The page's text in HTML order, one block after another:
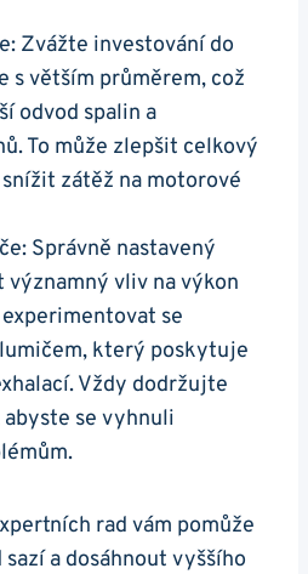
Zvážte investování do
⁤s větším průměrem, což
odvod​ spalin a
⁣To může zlepšit ⁢celkový
⁤zátěž na motorové
Správně nastavený
⁢vliv ‍na výkon
se
který poskytuje
⁢Vždy dodržujte
se vyhnuli
rad‍ vám pomůže
a dosáhnout vyššího